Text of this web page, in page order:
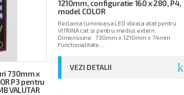
730mm x
P3 pentru
VALUTAR
1210mm, configuratie 160 x 280, P4,
model COLOR
Reclama luminoasa LED ideala atat pentru
VITRINA cat si pentru mediul extern.
Dimensiune: 730mm x 1210mm x 74mm
Functionalitate:...
VEZI DETALII